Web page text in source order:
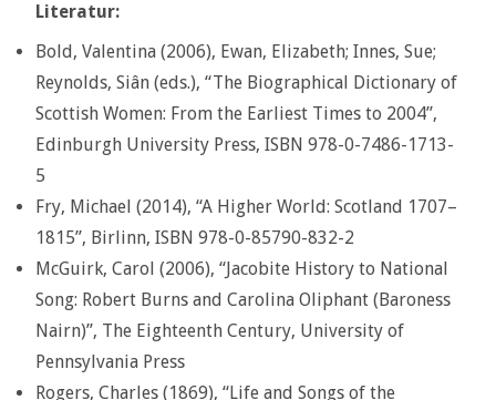
Literatur:
Bold, Valentina (2006), Ewan, Elizabeth; Innes, Sue;
Reynolds, Siân (eds.), “The Biographical Dictionary of
Scottish Women: From the Earliest Times to 2004”,
Edinburgh University Press, ISBN 978-0-7486-1713-
5
Fry, Michael (2014), “A Higher World: Scotland 1707–
1815”, Birlinn, ISBN 978-0-85790-832-2
McGuirk, Carol (2006), “Jacobite History to National
Song: Robert Burns and Carolina Oliphant (Baroness
Nairn)”, The Eighteenth Century, University of
Pennsylvania Press
Rogers, Charles (1869), “Life and Songs of the